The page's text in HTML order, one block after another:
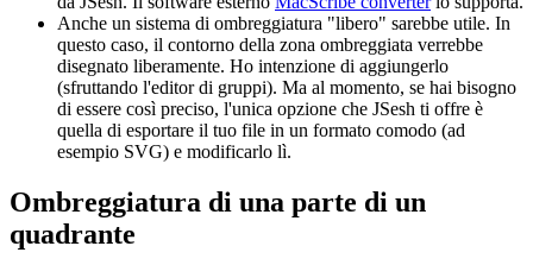
Anche un sistema di ombreggiatura "libero" sarebbe utile. In
questo caso, il contorno della zona ombreggiata verrebbe
disegnato liberamente. Ho intenzione di aggiungerlo
(sfruttando l'editor di gruppi). Ma al momento, se hai bisogno
di essere così preciso, l'unica opzione che JSesh ti offre è
quella di esportare il tuo file in un formato comodo (ad
esempio SVG) e modificarlo lì.
Ombreggiatura di una parte di un
quadrante